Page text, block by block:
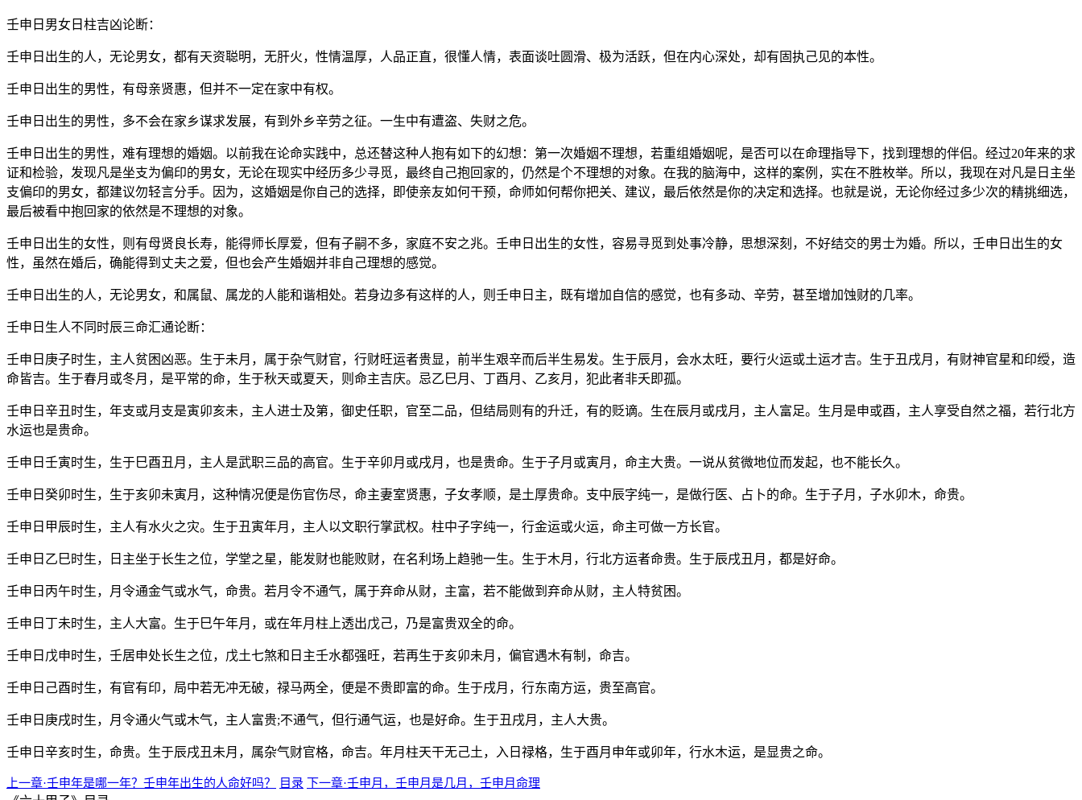
壬申日男女日柱吉凶论断：
壬申日出生的人，无论男女，都有天资聪明，无肝火，性情温厚，人品正直，很懂人情，表面谈吐圆滑、极为活跃，但在内心深处，却有固执己见的本性。
壬申日出生的男性，有母亲贤惠，但并不一定在家中有权。
壬申日出生的男性，多不会在家乡谋求发展，有到外乡辛劳之征。一生中有遭盗、失财之危。
壬申日出生的男性，难有理想的婚姻。以前我在论命实践中，总还替这种人抱有如下的幻想：第一次婚姻不理想，若重组婚姻呢，是否可以在命理指导下，找到理想的伴侣。经过20年来的求
证和检验，发现凡是坐支为偏印的男女，无论在现实中经历多少寻觅，最终自己抱回家的，仍然是个不理想的对象。在我的脑海中，这样的案例，实在不胜枚举。所以，我现在对凡是日主坐
支偏印的男女，都建议勿轻言分手。因为，这婚姻是你自己的选择，即使亲友如何干预，命师如何帮你把关、建议，最后依然是你的决定和选择。也就是说，无论你经过多少次的精挑细选，
最后被看中抱回家的依然是不理想的对象。
壬申日出生的女性，则有母贤良长寿，能得师长厚爱，但有子嗣不多，家庭不安之兆。壬申日出生的女性，容易寻觅到处事冷静，思想深刻，不好结交的男士为婚。所以，壬申日出生的女
性，虽然在婚后，确能得到丈夫之爱，但也会产生婚姻并非自己理想的感觉。
壬申日出生的人，无论男女，和属鼠、属龙的人能和谐相处。若身边多有这样的人，则壬申日主，既有增加自信的感觉，也有多动、辛劳，甚至增加蚀财的几率。
壬申日生人不同时辰三命汇通论断：
壬申日庚子时生，主人贫困凶恶。生于未月，属于杂气财官，行财旺运者贵显，前半生艰辛而后半生易发。生于辰月，会水太旺，要行火运或土运才吉。生于丑戌月，有财神官星和印绶，造
命皆吉。生于春月或冬月，是平常的命，生于秋天或夏天，则命主吉庆。忌乙巳月、丁酉月、乙亥月，犯此者非夭即孤。
壬申日辛丑时生，年支或月支是寅卯亥未，主人进士及第，御史任职，官至二品，但结局则有的升迁，有的贬谪。生在辰月或戌月，主人富足。生月是申或酉，主人享受自然之福，若行北方
水运也是贵命。
壬申日壬寅时生，生于巳酉丑月，主人是武职三品的高官。生于辛卯月或戌月，也是贵命。生于子月或寅月，命主大贵。一说从贫微地位而发起，也不能长久。
壬申日癸卯时生，生于亥卯未寅月，这种情况便是伤官伤尽，命主妻室贤惠，子女孝顺，是土厚贵命。支中辰字纯一，是做行医、占卜的命。生于子月，子水卯木，命贵。
壬申日甲辰时生，主人有水火之灾。生于丑寅年月，主人以文职行掌武权。柱中子字纯一，行金运或火运，命主可做一方长官。
壬申日乙巳时生，日主坐于长生之位，学堂之星，能发财也能败财，在名利场上趋驰一生。生于木月，行北方运者命贵。生于辰戌丑月，都是好命。
壬申日丙午时生，月令通金气或水气，命贵。若月令不通气，属于弃命从财，主富，若不能做到弃命从财，主人特贫困。
壬申日丁未时生，主人大富。生于巳午年月，或在年月柱上透出戊己，乃是富贵双全的命。
壬申日戊申时生，壬居申处长生之位，戊土七煞和日主壬水都强旺，若再生于亥卯未月，偏官遇木有制，命吉。
壬申日己酉时生，有官有印，局中若无冲无破，禄马两全，便是不贵即富的命。生于戌月，行东南方运，贵至高官。
壬申日庚戌时生，月令通火气或木气，主人富贵;不通气，但行通气运，也是好命。生于丑戌月，主人大贵。
壬申日辛亥时生，命贵。生于辰戌丑未月，属杂气财官格，命吉。年月柱天干无己土，入日禄格，生于酉月申年或卯年，行水木运，是显贵之命。
上一章·壬申年是哪一年？壬申年出生的人命好吗？ 目录 下一章·壬申月，壬申月是几月，壬申月命理